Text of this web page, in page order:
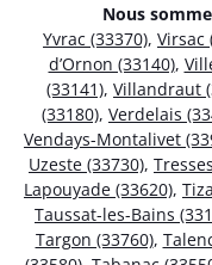
Nous
Yvrac (33370), Virsac
d’Ornon (33140),
(33141), Villandraut
(33180), Verdelais
Vendays-Montalivet
Uzeste (33730),
Lapouyade (33620),
Taussat-les-Bains
Targon (33760),